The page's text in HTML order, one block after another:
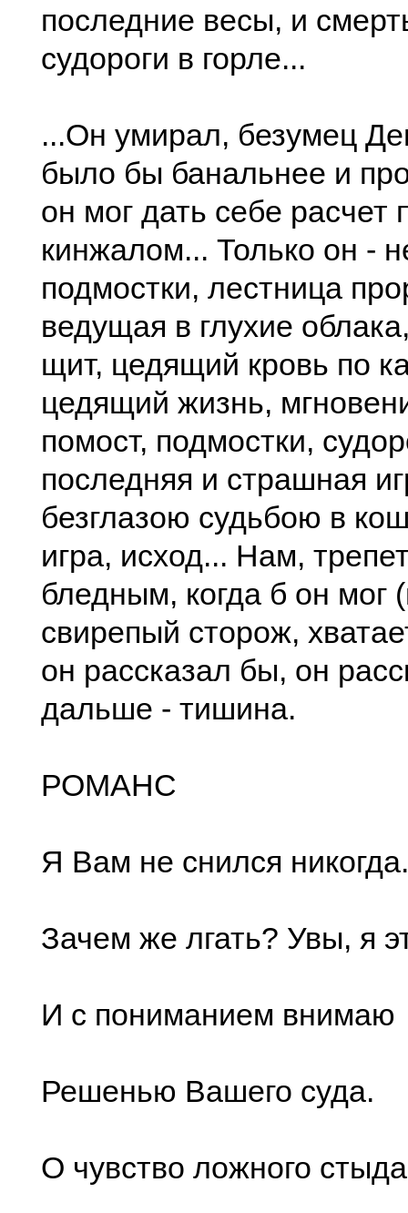
последние весы, и
судороги в горле...
...Он умирал, безумец
было бы банальнее и
он мог дать себе расчет
кинжалом... Только он -
подмостки, лестница
ведущая в глухие
щит, цедящий кровь по
цедящий жизнь,
помост, подмостки,
последняя и страшная
безглазою судьбою в
игра, исход... Нам,
бледным, когда б он мог
свирепый сторож,
он рассказал бы, он
дальше - тишина.
РОМАНС
Я Вам не снился никогда.
Зачем же лгать? Увы, я
И с пониманием внимаю
Решенью Вашего суда.
О чувство ложного